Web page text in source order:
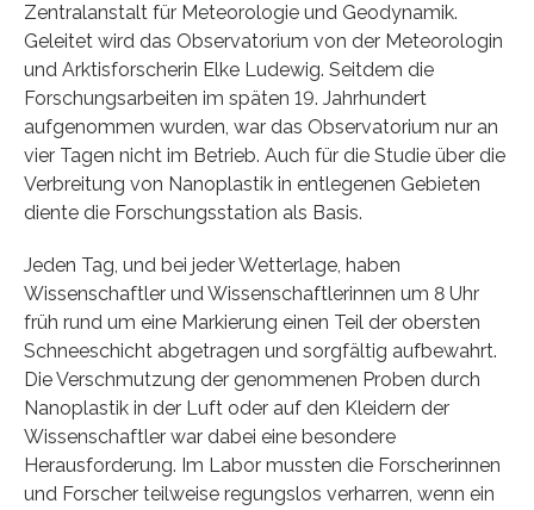
Zentralanstalt für Meteorologie und Geodynamik.
Geleitet wird das Observatorium von der Meteorologin
und Arktisforscherin Elke Ludewig. Seitdem die
Forschungsarbeiten im späten 19. Jahrhundert
aufgenommen wurden, war das Observatorium nur an
vier Tagen nicht im Betrieb. Auch für die Studie über die
Verbreitung von Nanoplastik in entlegenen Gebieten
diente die Forschungsstation als Basis.
Jeden Tag, und bei jeder Wetterlage, haben
Wissenschaftler und Wissenschaftlerinnen um 8 Uhr
früh rund um eine Markierung einen Teil der obersten
Schneeschicht abgetragen und sorgfältig aufbewahrt.
Die Verschmutzung der genommenen Proben durch
Nanoplastik in der Luft oder auf den Kleidern der
Wissenschaftler war dabei eine besondere
Herausforderung. Im Labor mussten die Forscherinnen
und Forscher teilweise regungslos verharren, wenn ein